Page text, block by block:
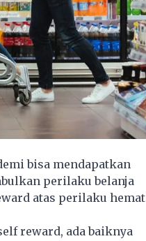
bisa mendapatkan
perilaku belanja
atas perilaku hemat
reward, ada baiknya